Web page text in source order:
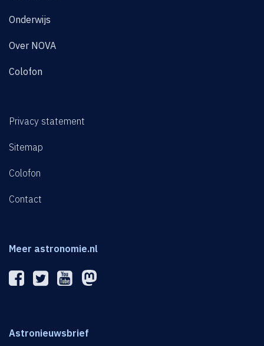
Onderwijs
Over NOVA
Colofon
Privacy statement
Sitemap
Colofon
Contact
Meer astronomie.nl
Astronieuwsbrief